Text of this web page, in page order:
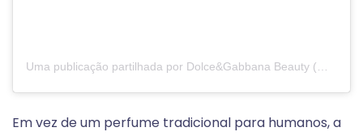
Em vez de um perfume tradicional para humanos, a